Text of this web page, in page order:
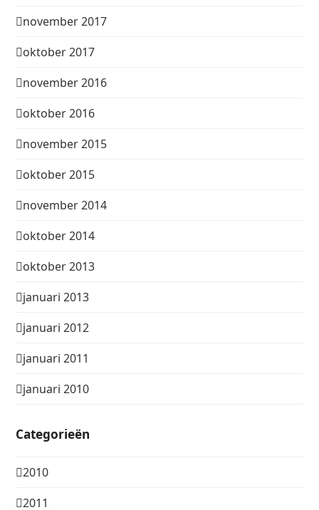
november 2017
oktober 2017
november 2016
oktober 2016
november 2015
oktober 2015
november 2014
oktober 2014
oktober 2013
januari 2013
januari 2012
januari 2011
januari 2010
Categorieën
2010
2011